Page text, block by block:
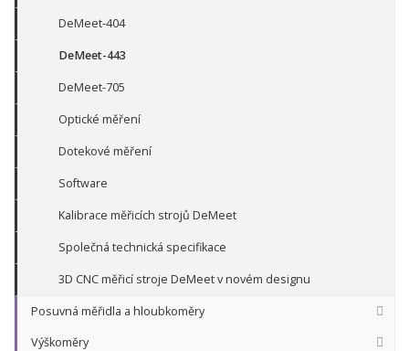
DeMeet-404
DeMeet-443
DeMeet-705
Optické měření
Dotekové měření
Software
Kalibrace měřicích strojů DeMeet
Společná technická specifikace
3D CNC měřicí stroje DeMeet v novém designu
Posuvná měřidla a hloubkoměry
Výškoměry